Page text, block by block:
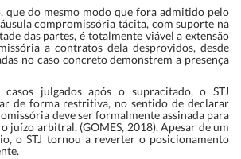
que do mesmo modo que fora admitido pelo
compromissória tácita, com suporte na
das partes, é totalmente viável a extensão
a contratos dela desprovidos, desde
no caso concreto demonstrem a presença
casos julgados após o supracitado, o STJ
de forma restritiva, no sentido de declarar
deve ser formalmente assinada para
juízo arbitral. (GOMES, 2018). Apesar de um
o STJ tornou a reverter o posicionamento